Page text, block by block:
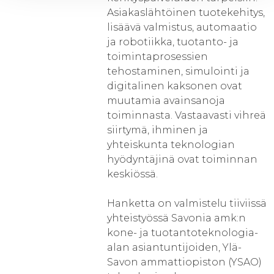
Asiakaslähtöinen tuotekehitys,
lisäävä valmistus, automaatio
ja robotiikka, tuotanto- ja
toimintaprosessien
tehostaminen, simulointi ja
digitalinen kaksonen ovat
muutamia avainsanoja
toiminnasta. Vastaavasti vihreä
siirtymä, ihminen ja
yhteiskunta teknologian
hyödyntäjinä ovat toiminnan
keskiössä.
Hanketta on valmistelu tiiviissä
yhteistyössä Savonia amk:n
kone- ja tuotantoteknologia-
alan asiantuntijoiden, Ylä-
Savon ammattiopiston (YSAO)